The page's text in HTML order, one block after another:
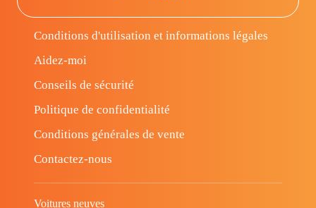
Conditions d'utilisation et informations légales
Aidez-moi
Conseils de sécurité
Politique de confidentialité
Conditions générales de vente
Contactez-nous
Voitures neuves